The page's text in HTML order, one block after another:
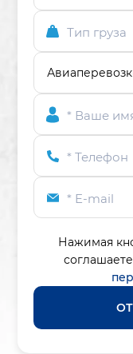
Тип груза
* Ваше
* Телефон
* E-mail
Нажимая